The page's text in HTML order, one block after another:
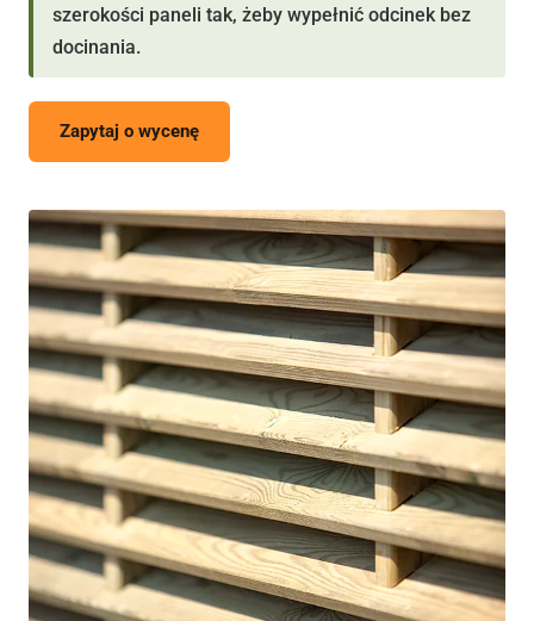
szerokości paneli tak, żeby wypełnić odcinek bez
docinania.
Zapytaj o wycenę